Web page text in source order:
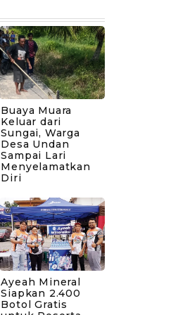
Buaya Muara
Keluar dari
Sungai, Warga
Desa Undan
Sampai Lari
Menyelamatkan
Diri
Ayeah Mineral
Siapkan 2.400
Botol Gratis